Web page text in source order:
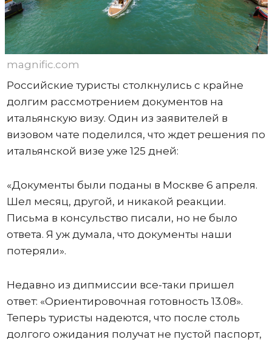
magnific.com
Российские туристы столкнулись с крайне
долгим рассмотрением документов на
итальянскую визу. Один из заявителей в
визовом чате поделился, что ждет решения по
итальянской визе уже 125 дней:
«Документы были поданы в Москве 6 апреля.
Шел месяц, другой, и никакой реакции.
Письма в консульство писали, но не было
ответа. Я уж думала, что документы наши
потеряли».
Недавно из дипмиссии все-таки пришел
ответ: «Ориентировочная готовность 13.08».
Теперь туристы надеются, что после столь
долгого ожидания получат не пустой паспорт,